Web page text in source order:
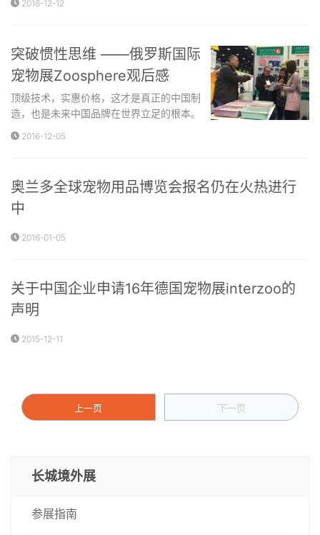
2016-12-12
突破惯性思维 ——俄罗斯国际
宠物展Zoosphere观后感
顶级技术，实惠价格，这才是真正的中国制
造，也是未来中国品牌在世界立足的根本。
2016-12-05
奥兰多全球宠物用品博览会报名仍在火热进行
中
2016-01-05
关于中国企业申请16年德国宠物展interzoo的
声明
2015-12-11
上一页 下一页
长城境外展
参展指南